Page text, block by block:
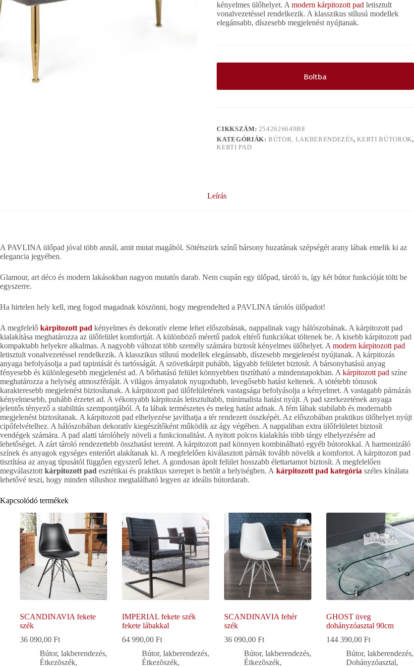
kényelmes ülőhelyet. Amodern kárpitozott pad letisztult
vonalvezetéssel rendelkezik. A klasszikus stílusú modellek
elegánsabb, díszesebb megjelenést nyújtanak.
Boltba
CIKKSZÁM: 2542626649B8
KATEGÓRIÁK:BÚTOR, LAKBERENDEZÉS,KERTI BÚTOROK,
KERTI PAD
Leírás
A PAVLINA ülőpad jóval több annál, amit mutat magából. Sötétszürk színű bársony huzatának szépségét arany lábak emelik ki az
elegancia jegyében.
Glamour, art déco és modern lakásokban nagyon mutatós darab. Nem csupán egy ülőpad, tároló is, így két bútor funkcióját tölti be
egyszerre.
Ha hirtelen hely kell, meg fogod magadnak köszönni, hogy megrendelted a PAVLINA tárolós ülőpadot!
A megfelelő kárpitozott pad kényelmes és dekoratív eleme lehet előszobának, nappalinak vagy hálószobának. A kárpitozott pad
kialakítása meghatározza az ülőfelület komfortját. A különböző méretű padok eltérő funkciókat töltenek be. A kisebb kárpitozott pad
kompaktabb helyekre alkalmas. A nagyobb változat több személy számára biztosít kényelmes ülőhelyet. A modern kárpitozott pad
letisztult vonalvezetéssel rendelkezik. A klasszikus stílusú modellek elegánsabb, díszesebb megjelenést nyújtanak. A kárpitozás
anyaga befolyásolja a pad tapintását és tartósságát. A szövetkárpit puhább, lágyabb felületet biztosít. A bársonyhatású anyag
fényesebb és különlegesebb megjelenést ad. A bőrhatású felület könnyebben tisztítható a mindennapokban. A kárpitozott pad színe
meghatározza a helyiség atmoszféráját. A világos árnyalatok nyugodtabb, levegősebb hatást keltenek. A sötétebb tónusok
karakteresebb megjelenést biztosítanak. A kárpitozott pad ülőfelületének vastagsága befolyásolja a kényelmet. A vastagabb párnázás
kényelmesebb, puhább érzetet ad. A vékonyabb kárpitozás letisztultabb, minimalista hatást nyújt. A pad szerkezetének anyaga
jelentős tényező a stabilitás szempontjából. A fa lábak természetes és meleg hatást adnak. A fém lábak stabilabb és modernabb
megjelenést biztosítanak. A kárpitozott pad elhelyezése javíthatja a tér rendezett összképét. Az előszobában praktikus ülőhelyet nyújt
cipőfelvételhez. A hálószobában dekoratív kiegészítőként működik az ágy végében. A nappaliban extra ülőfelületet biztosít
vendégek számára. A pad alatti tárolóhely növeli a funkcionalitást. A nyitott polcos kialakítás több tárgy elhelyezésére ad
lehetőséget. A zárt tároló rendezettebb összhatást teremt. A kárpitozott pad könnyen kombinálható egyéb bútorokkal. A harmonizáló
színek és anyagok egységes enteriőrt alakítanak ki. A megfelelően kiválasztott párnák tovább növelik a komfortot. A kárpitozott pad
tisztítása az anyag típusától függően egyszerű lehet. A gondosan ápolt felület hosszabb élettartamot biztosít. A megfelelően
megválasztott kárpitozott pad esztétikai és praktikus szerepet is betölt a helyiségben. A kárpitozott pad kategória széles kínálata
lehetővé teszi, hogy minden stílushoz megtalálható legyen az ideális bútordarab.
Kapcsolódó termékek
SCANDINAVIA fekete
szék
36 090,00 Ft
Bútor, lakberendezés,
Étkezõszék,
IMPERIAL fekete szék
fekete lábakkal
64 990,00Ft
Bútor, lakberendezés,
Étkezõszék,
SCANDINAVIA fehér
szék
36 090,00Ft
Bútor, lakberendezés,
Étkezõszék,
GHOST üveg
dohányzóasztal 90cm
144 390,00Ft
Bútor, lakberendezés,
Dohányzóasztal,